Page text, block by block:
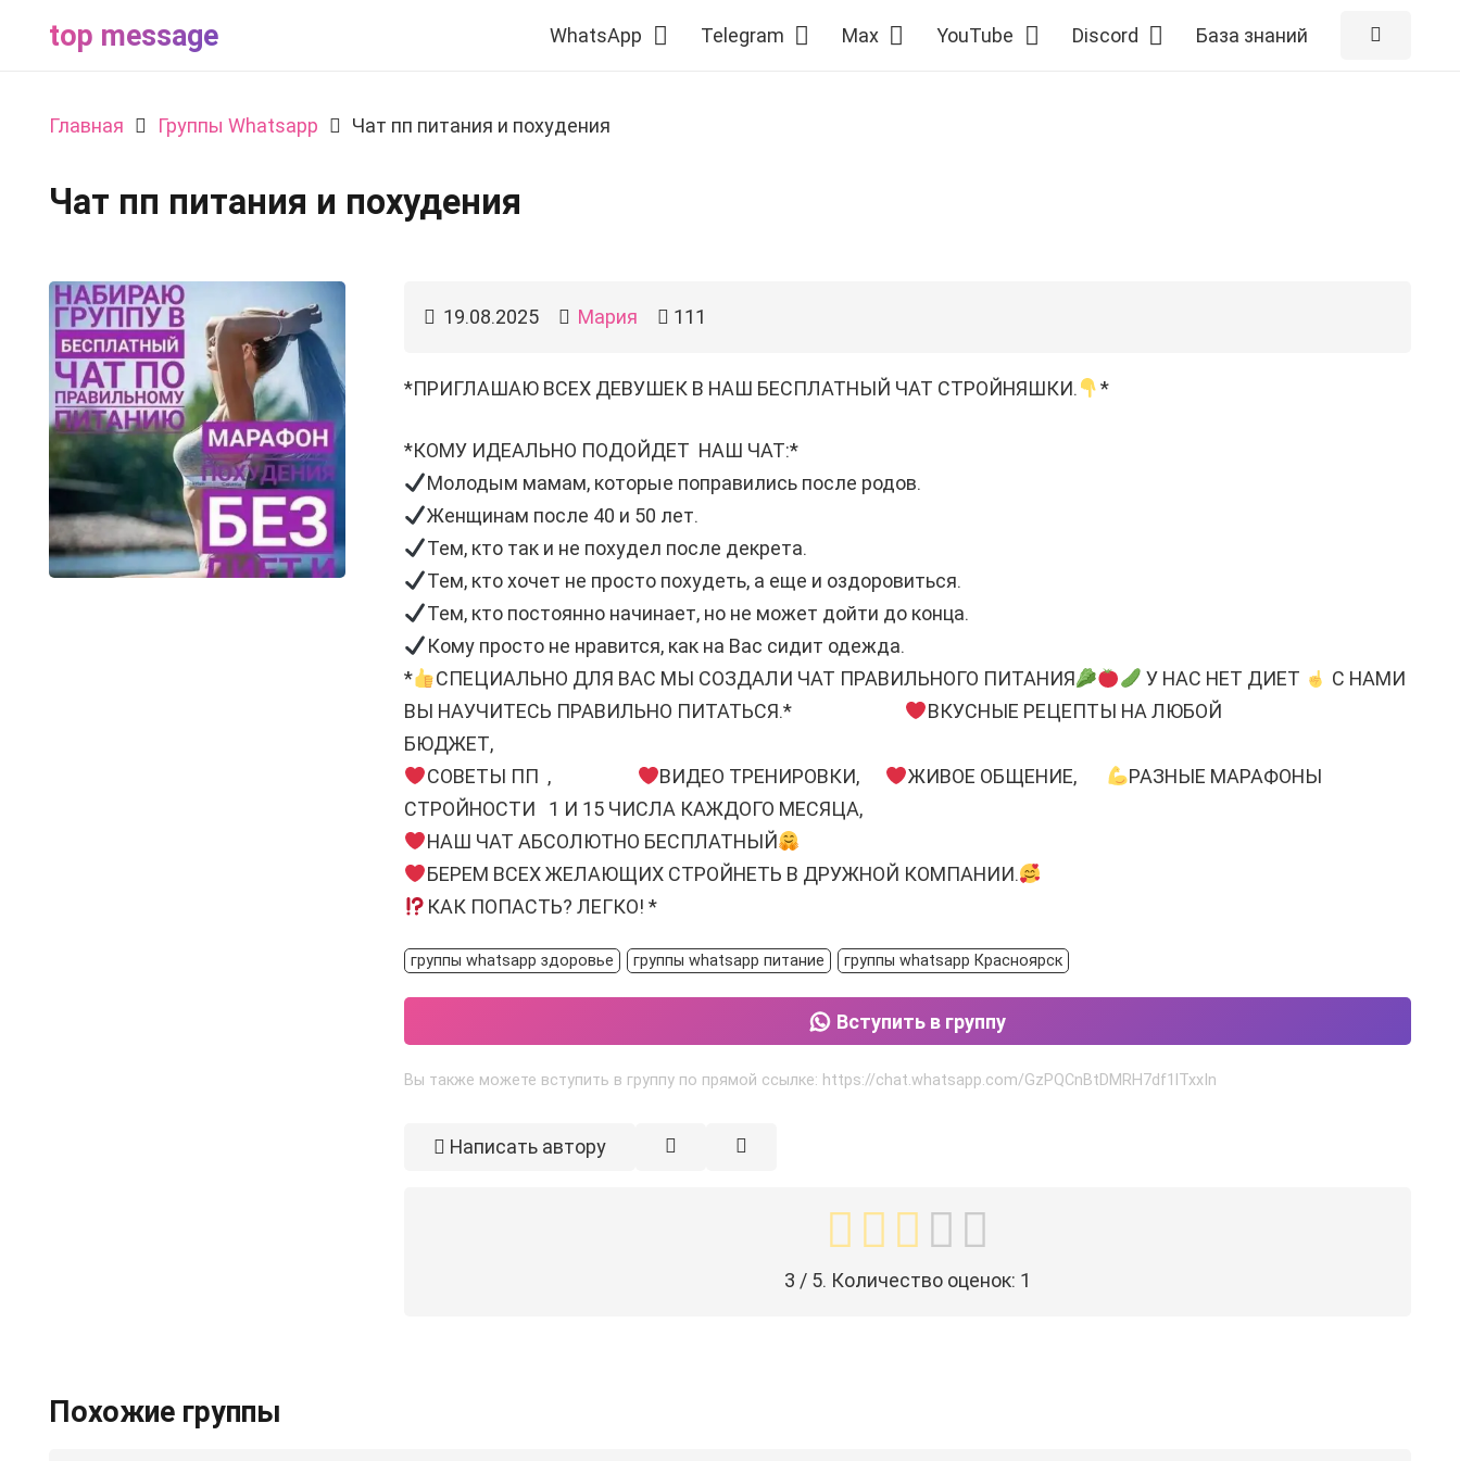
top message WhatsApp Telegram Max YouTube Discord База знаний
Главная Группы Whatsapp Чат пп питания и похудения
Чат пп питания и похудения
19.08.2025 Мария 111
*ПРИГЛАШАЮ ВСЕХ ДЕВУШЕК В НАШ БЕСПЛАТНЫЙ ЧАТ СТРОЙНЯШКИ. *
*КОМУ ИДЕАЛЬНО ПОДОЙДЕТ НАШ ЧАТ:*
Молодым мамам, которые поправились после родов.
Женщинам после 40 и 50 лет.
Тем, кто так и не похудел после декрета.
Тем, кто хочет не просто похудеть, а еще и оздоровиться.
Тем, кто постоянно начинает, но не может дойти до конца.
Кому просто не нравится, как на Вас сидит одежда.
*
СПЕЦИАЛЬНО ДЛЯ ВАС МЫ СОЗДАЛИ ЧАТ ПРАВИЛЬНОГО ПИТАНИЯ У НАС НЕТ ДИЕТ
С НАМИ
ВЫ НАУЧИТЕСЬ ПРАВИЛЬНО ПИТАТЬСЯ.*
ВКУСНЫЕ РЕЦЕПТЫ НА ЛЮБОЙ
БЮДЖЕТ,
СОВЕТЫ ПП ,
ВИДЕО ТРЕНИРОВКИ, ЖИВОЕ ОБЩЕНИЕ,
РАЗНЫЕ МАРАФОНЫ
СТРОЙНОСТИ 1 И 15 ЧИСЛА КАЖДОГО МЕСЯЦА,
НАШ ЧАТ АБСОЛЮТНО БЕСПЛАТНЫЙ
БЕРЕМ ВСЕХ ЖЕЛАЮЩИХ СТРОЙНЕТЬ В ДРУЖНОЙ КОМПАНИИ.
КАК ПОПАСТЬ? ЛЕГКО! *
группы whatsapp здоровье группы whatsapp питание группы whatsapp Красноярск
Вступить в группу
Вы также можете вступить в группу по прямой ссылке: https://chat.whatsapp.com/GzPQCnBtDMRH7df1lTxxIn
Написать автору
3 / 5. Количество оценок: 1
Похожие группы